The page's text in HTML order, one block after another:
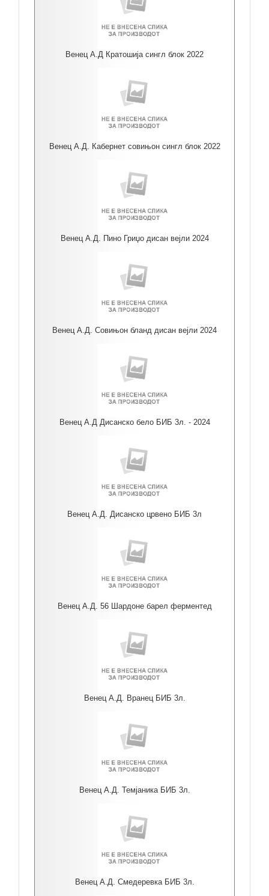
Венец А.Д Кратошија сингл блок 2022
Венец А.Д. Кабернет совињон сингл блок 2022
Венец А.Д. Пино Гриџо дисан вејли 2024
Венец А.Д. Совињон бланд дисан вејли 2024
Венец А.Д Дисанско бело БИБ 3л. - 2024
Венец А.Д. Дисанско црвено БИБ 3л
Венец А.Д. 56 Шардоне барел ферментед
Венец А.Д. Вранец БИБ 3л.
Венец А.Д. Темјаника БИБ 3л.
Венец А.Д. Смедеревка БИБ 3л.